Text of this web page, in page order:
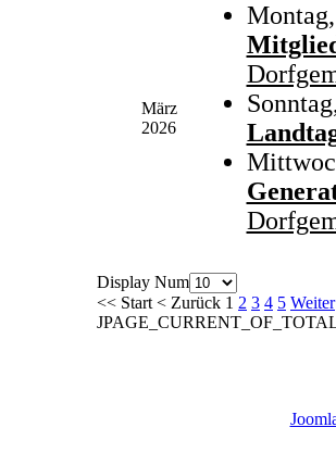
März
2026
Display Num
<< Start < Zurück 1 2 3 4 5 Weiter